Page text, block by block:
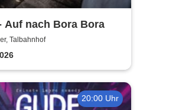
Auf nach Bora Bora
Talbahnhof
20:00 Uhr